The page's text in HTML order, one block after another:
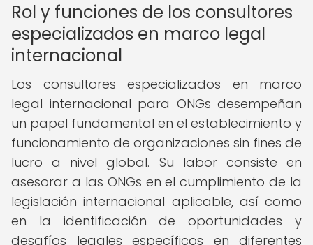
Rol y funciones de los consultores
especializados en marco legal
internacional
Los consultores especializados en marco
legal internacional para ONGs desempeñan
un papel fundamental en el establecimiento y
funcionamiento de organizaciones sin fines de
lucro a nivel global. Su labor consiste en
asesorar a las ONGs en el cumplimiento de la
legislación internacional aplicable, así como
en la identificación de oportunidades y
desafíos legales específicos en diferentes